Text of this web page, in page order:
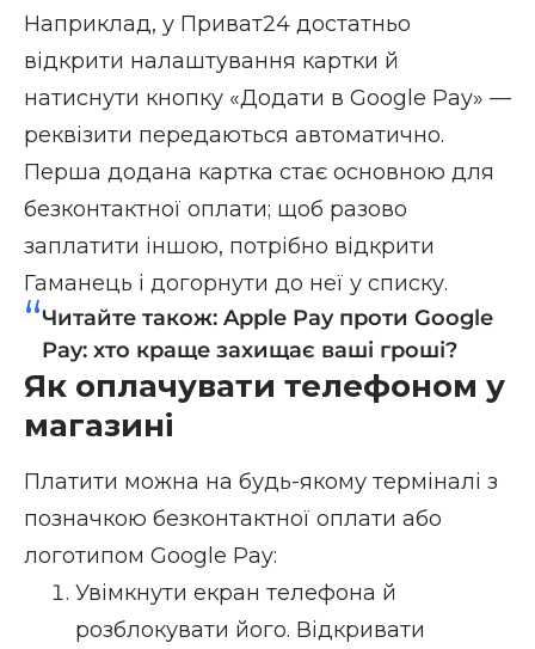
Наприклад, у Приват24 достатньо
відкрити налаштування картки й
натиснути кнопку «Додати в Google Pay» —
реквізити передаються автоматично.
Перша додана картка стає основною для
безконтактної оплати; щоб разово
заплатити іншою, потрібно відкрити
Гаманець і догорнути до неї у списку.
Читайте також: Apple Pay проти Google
Pay: хто краще захищає ваші гроші?
Як оплачувати телефоном у
магазині
Платити можна на будь-якому терміналі з
позначкою безконтактної оплати або
логотипом Google Pay:
Увімкнути екран телефона й
розблокувати його. Відкривати